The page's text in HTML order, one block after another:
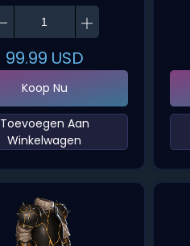
99.99 USD
Koop Nu
‌Toevoegen Aan
Winkelwagen‌